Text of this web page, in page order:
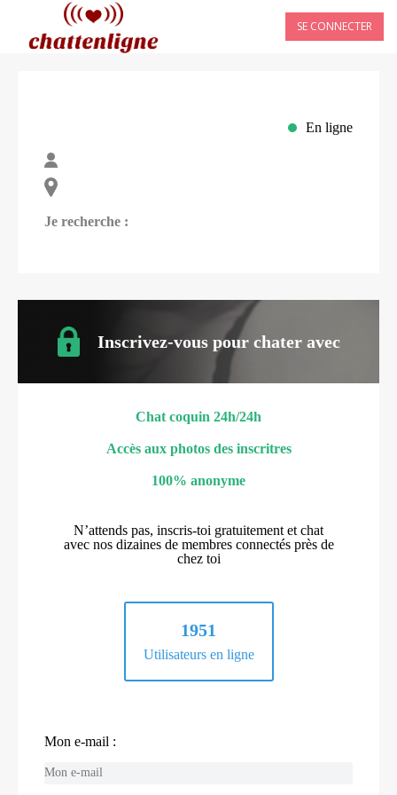
SE CONNECTER
En ligne
Je recherche :
Inscrivez-vous pour chater avec
Chat coquin 24h/24h
Accès aux photos des inscritres
100% anonyme
N’attends pas, inscris-toi gratuitement et chat
avec nos dizaines de membres connectés près de
chez toi
1951
Utilisateurs en ligne
Mon e-mail :